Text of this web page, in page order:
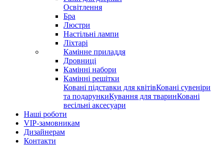
Освітлення
Бра
Люстри
Настільні лампи
Ліхтарі
Камінне приладдя
Дровниці
Камінні набори
Камінні решітки
Ковані підставки для квітівКовані сувеніри
та подарункиКування для тваринКовані
весільні аксесуари
Наші роботи
VIP-замовникам
Дизайнерам
Контакти